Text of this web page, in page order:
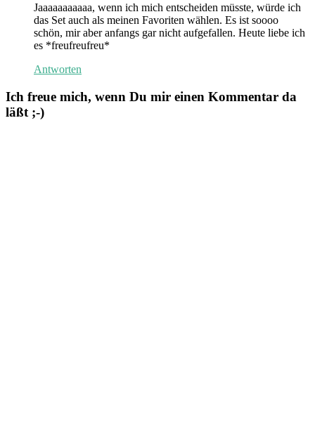
Jaaaaaaaaaaa, wenn ich mich entscheiden müsste, würde ich
das Set auch als meinen Favoriten wählen. Es ist soooo
schön, mir aber anfangs gar nicht aufgefallen. Heute liebe ich
es *freufreufreu*
Antworten
Ich freue mich, wenn Du mir einen Kommentar da
läßt ;-)